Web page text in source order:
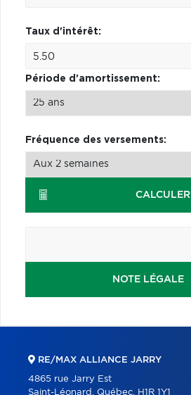
Taux d'intérêt:
Période d'amortissement:
Fréquence des versements:
CALCULER
NOTE LÉGALE
RE/MAX ALLIANCE JARRY
4865 rue Jarry Est
Saint-Léonard, Québec, H1R 1Y1